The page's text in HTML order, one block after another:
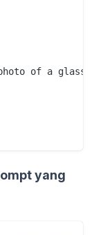
of a glass
yang